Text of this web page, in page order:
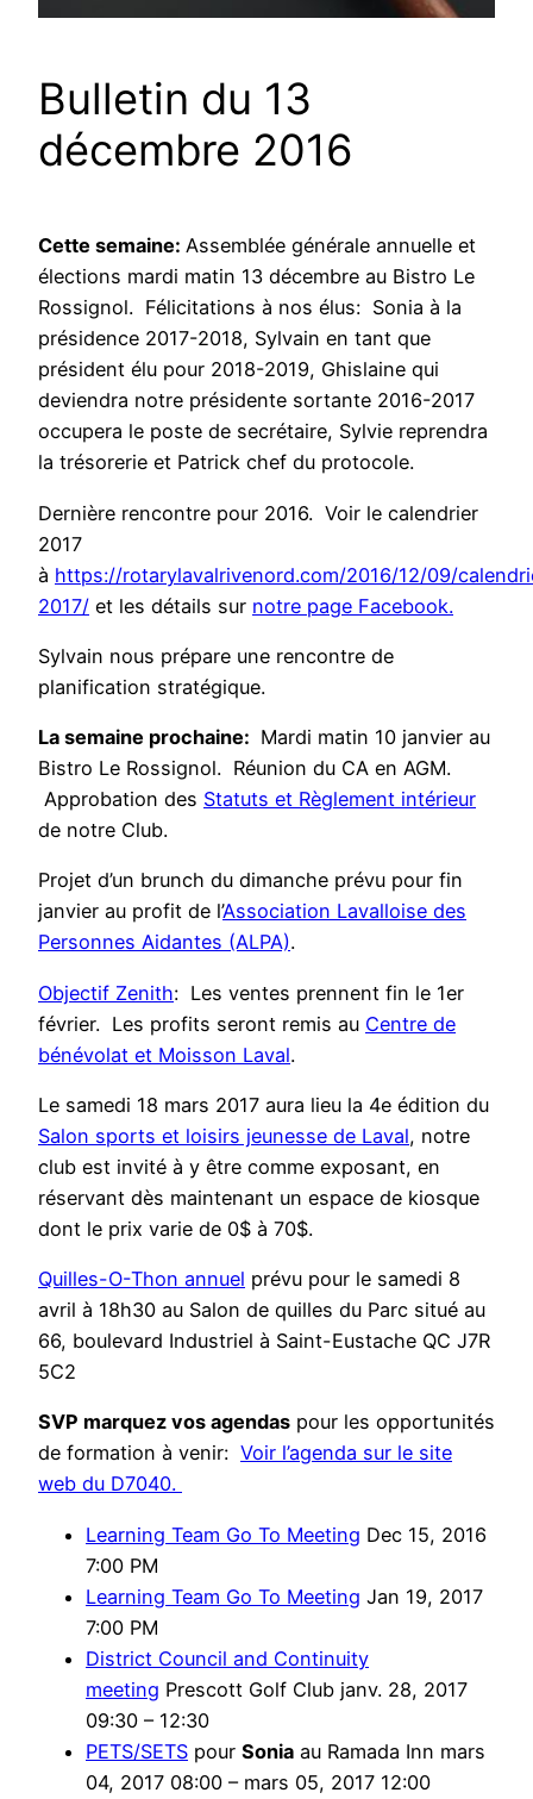
Bulletin du 13
décembre 2016
Cette semaine: Assemblée générale annuelle et
élections mardi matin 13 décembre au Bistro Le
Rossignol. Félicitations à nos élus: Sonia à la
présidence 2017-2018, Sylvain en tant que
président élu pour 2018-2019, Ghislaine qui
deviendra notre présidente sortante 2016-2017
occupera le poste de secrétaire, Sylvie reprendra
la trésorerie et Patrick chef du protocole.
Dernière rencontre pour 2016. Voir le calendrier
2017
à https://rotarylavalrivenord.com/2016/12/09/
2017/ et les détails sur notre page Facebook.
Sylvain nous prépare une rencontre de
planification stratégique.
La semaine prochaine: Mardi matin 10 janvier au
Bistro Le Rossignol. Réunion du CA en AGM.
Approbation des Statuts et Règlement intérieur
de notre Club.
Projet d’un brunch du dimanche prévu pour fin
janvier au profit de l’Association Lavalloise des
Personnes Aidantes (ALPA).
Objectif Zenith: Les ventes prennent fin le 1er
février. Les profits seront remis au Centre de
bénévolat et Moisson Laval.
Le samedi 18 mars 2017 aura lieu la 4e édition du
Salon sports et loisirs jeunesse de Laval, notre
club est invité à y être comme exposant, en
réservant dès maintenant un espace de kiosque
dont le prix varie de 0$ à 70$.
Quilles-O-Thon annuel prévu pour le samedi 8
avril à 18h30 au Salon de quilles du Parc situé au
66, boulevard Industriel à Saint-Eustache QC J7R
5C2
SVP marquez vos agendas pour les opportunités
de formation à venir: Voir l’agenda sur le site
web du D7040.
Learning Team Go To Meeting Dec 15, 2016
7:00 PM
Learning Team Go To Meeting Jan 19, 2017
7:00 PM
District Council and Continuity
meeting Prescott Golf Club janv. 28, 2017
09:30 – 12:30
PETS/SETS pour Sonia au Ramada Inn mars
04, 2017 08:00 – mars 05, 2017 12:00